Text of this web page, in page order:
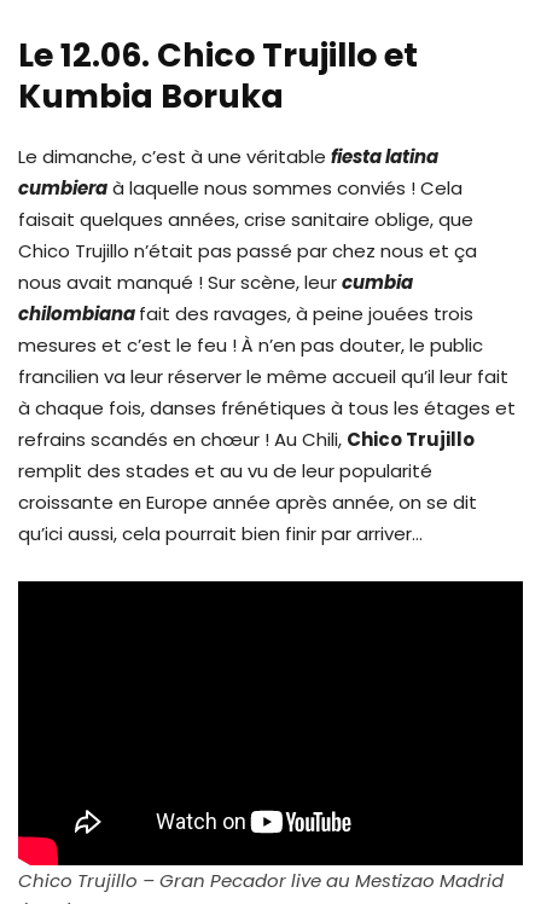
Le 12.06. Chico Trujillo et
Kumbia Boruka
Le dimanche, c’est à une véritable fiesta latina
cumbieraà laquelle nous sommes conviés ! Cela
faisait quelques années, crise sanitaire oblige, que
Chico Trujillo n’était pas passé par chez nous et ça
nous avait manqué ! Sur scène, leurcumbia
chilombianafait des ravages, à peine jouées trois
mesures et c’est le feu ! À n’en pas douter, le public
francilien va leur réserver le même accueil qu’il leur fait
à chaque fois, danses frénétiques à tous les étages et
refrains scandés en chœur ! Au Chili, Chico Trujillo
remplit des stades et au vu de leur popularité
croissante en Europe année après année, on se dit
qu’ici aussi, cela pourrait bien finir par arriver…
Chico Trujillo – Gran Pecador live au Mestizao Madrid